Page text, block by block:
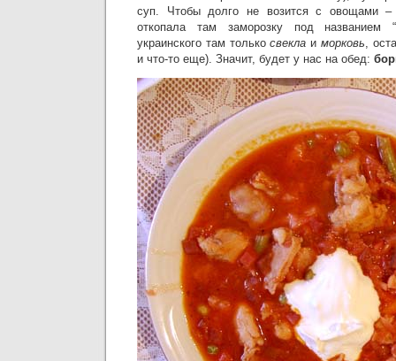
суп. Чтобы долго не возится с овощами –
откопала там заморозку под названием “
украинского там толькосвекла и морковь,
и что-то еще). Значит, будет у нас на обед: